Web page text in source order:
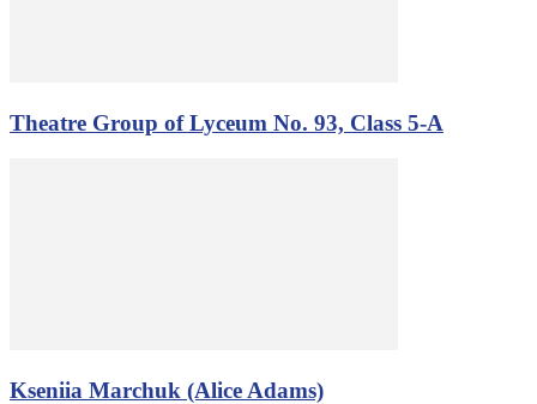
Theatre Group of Lyceum No. 93, Class 5-A
Kseniia Marchuk (Alice Adams)